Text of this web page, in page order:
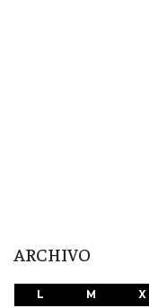
ARCHIVO
L M X